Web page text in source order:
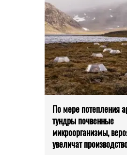
По мере потепления
тундры почвенные
микроорганизмы,
увеличат